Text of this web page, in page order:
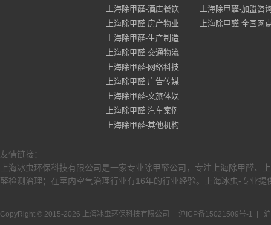
上海除甲醛-酒店餐饮
上海除甲醛-房产物业
上海除甲醛-生产制造
上海除甲醛-交通物流
上海除甲醛-网络科技
上海除甲醛-广告传媒
上海除甲醛-文旅体娱
上海除甲醛-汽车案例
上海除甲醛-其他机构
上海除甲醛-加盟咨
上海除甲醛-全国网
友情链接：
上海冰虫环保科技有限公司是一家专业除甲醛公司，专注上海除甲醛
醛检测治理；在室内空气治理行业有16年的行业经验。上海冰虫-专业
CopyRight © 2015-2026 上海冰虫环保科技有限公司 沪ICP备15021509号-1